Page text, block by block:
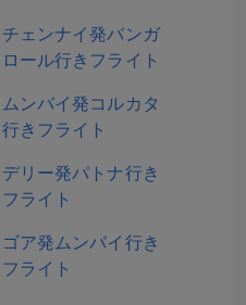
チェンナイ発バンガ
ロール行きフライト
ムンバイ発コルカタ
行きフライト
デリー発パトナ行き
フライト
ゴア発ムンバイ行き
フライト